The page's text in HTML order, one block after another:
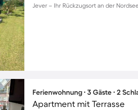
Jever – Ihr Rückzugsort an der
Ferienwohnung ∙ 3 Gäste ∙ 2
Apartment mit Terrasse